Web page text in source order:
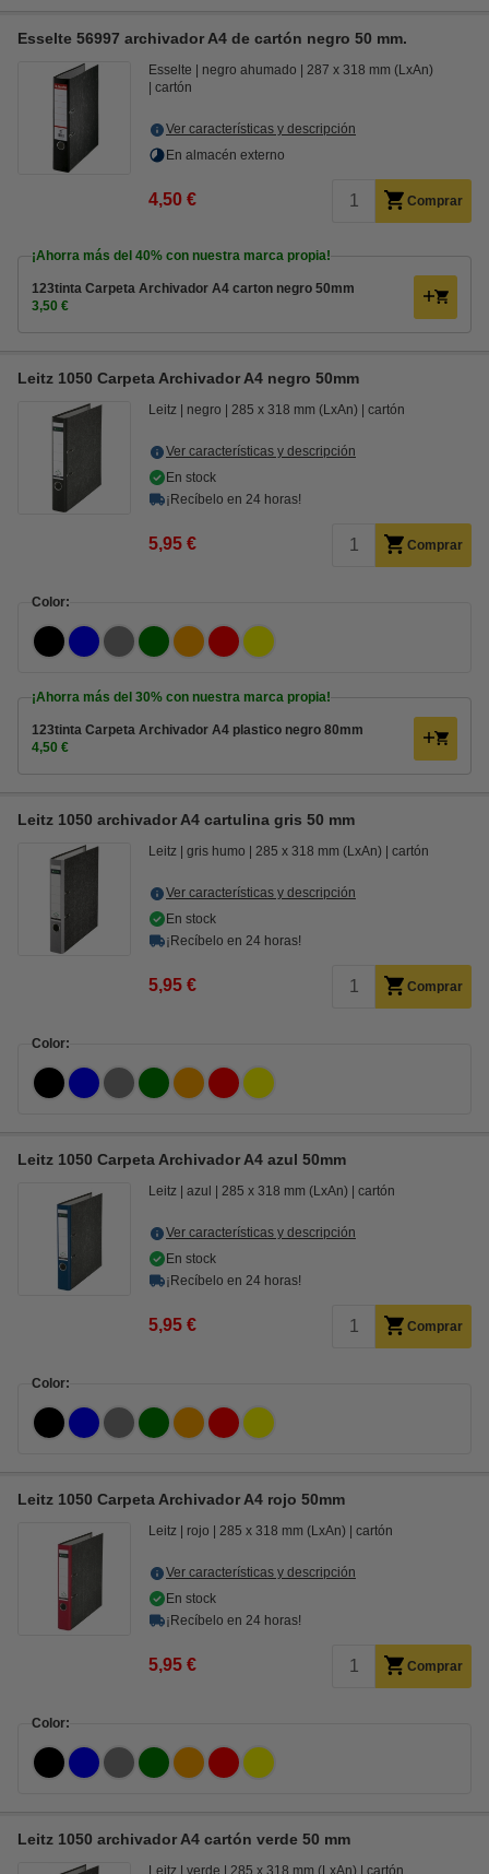
Esselte 56997 archivador A4 de cartón negro 50 mm.
Esselte negro ahumado
287 x 318 mm (LxAn)
cartón
Ver características y descripción
En almacén externo
4,50 € Comprar
¡Ahorra más del 40% con nuestra marca propia!
123tinta Carpeta Archivador A4 carton negro 50mm
3,50 €
Leitz 1050 Carpeta Archivador A4 negro 50mm
Leitz negro 285 x 318 mm (LxAn) cartón
Ver características y descripción
En stock
¡Recíbelo en 24 horas!
5,95 € Comprar
Color:
¡Ahorra más del 30% con nuestra marca propia!
123tinta Carpeta Archivador A4 plastico negro 80mm
4,50 €
Leitz 1050 archivador A4 cartulina gris 50 mm
Leitz gris humo 285 x 318 mm (LxAn) cartón
Ver características y descripción
En stock
¡Recíbelo en 24 horas!
5,95 € Comprar
Color:
Leitz 1050 Carpeta Archivador A4 azul 50mm
Leitz azul 285 x 318 mm (LxAn) cartón
Ver características y descripción
En stock
¡Recíbelo en 24 horas!
5,95 € Comprar
Color:
Leitz 1050 Carpeta Archivador A4 rojo 50mm
Leitz rojo 285 x 318 mm (LxAn) cartón
Ver características y descripción
En stock
¡Recíbelo en 24 horas!
5,95 € Comprar
Color:
Leitz 1050 archivador A4 cartón verde 50 mm
Leitz verde 285 x 318 mm (LxAn) cartón